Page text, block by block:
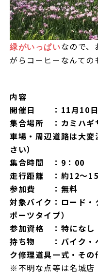
緑がいっぱいなので、
がらコーヒーなんての
内容
開催日 ：11月10日
集合場所 ：カミハギ
車場・周辺道路は大
さい）
集合時間 ：9：00
走行距離 ：約12～
参加費 ：無料
対象バイク：ロード
ポーツタイプ）
参加資格 ：特になし
持ち物 ：バイク・
ク修理道具一式・そ
※不明な点等は名城店